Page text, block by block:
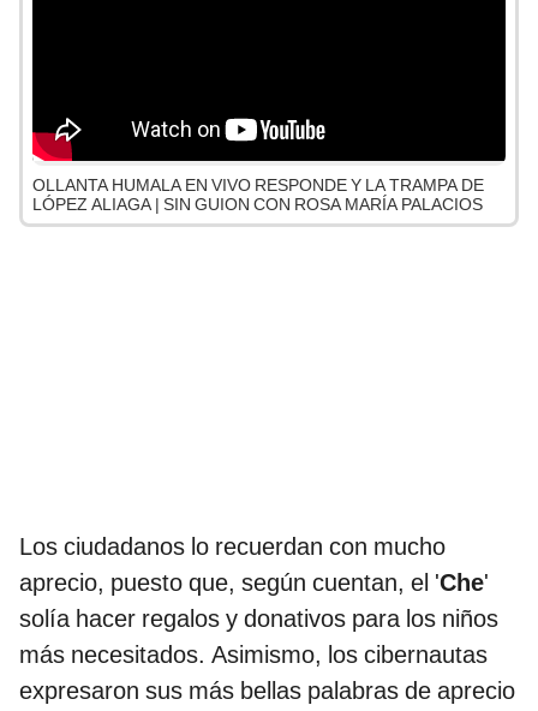
OLLANTA HUMALA EN VIVO RESPONDE Y LA TRAMPA DE
LÓPEZ ALIAGA | SIN GUION CON ROSA MARÍA PALACIOS
Los ciudadanos lo recuerdan con mucho
aprecio, puesto que, según cuentan, el 'Che'
solía hacer regalos y donativos para los niños
más necesitados. Asimismo, los cibernautas
expresaron sus más bellas palabras de aprecio